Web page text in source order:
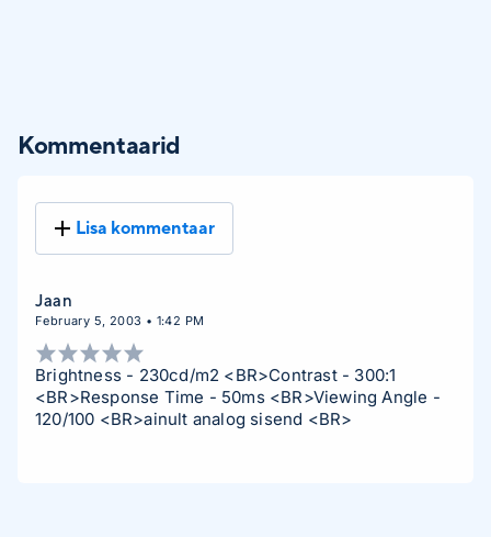
Kommentaarid
Lisa kommentaar
Jaan
February 5, 2003 • 1:42 PM
Brightness - 230cd/m2 <BR>Contrast - 300:1
<BR>Response Time - 50ms <BR>Viewing Angle -
120/100 <BR>ainult analog sisend <BR>